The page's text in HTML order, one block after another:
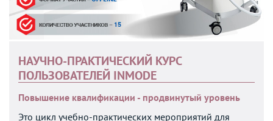
НАУЧНО-ПРАКТИЧЕСКИЙ КУРС
ПОЛЬЗОВАТЕЛЕЙ INMODE
Повышение квалификации - продвинутый уровень
Это цикл учебно-практических мероприятий для